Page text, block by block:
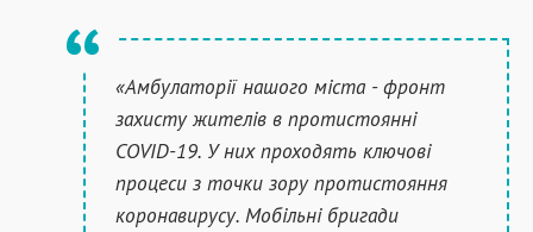
«Амбулаторії нашого міста - фронт
захисту жителів в протистоянні
COVID-19. У них проходять ключові
процеси з точки зору протистояння
коронавирусу. Мобільні бригади